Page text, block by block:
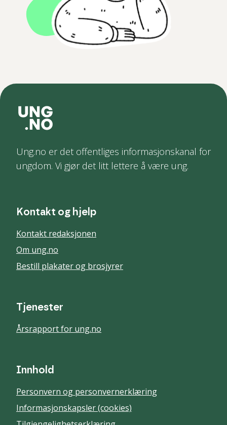
Ung.no er det offentliges informasjonskanal for
ungdom. Vi gjør det litt lettere å være ung.
Kontakt og hjelp
Kontakt redaksjonen
Om ung.no
Bestill plakater og brosjyrer
Tjenester
Årsrapport for ung.no
Innhold
Personvern og personvernerklæring
Informasjonskapsler (cookies)